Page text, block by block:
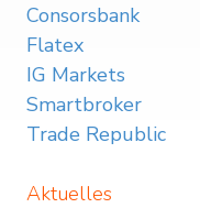
Consorsbank
Flatex
IG Markets
Smartbroker
Trade Republic
Aktuelles